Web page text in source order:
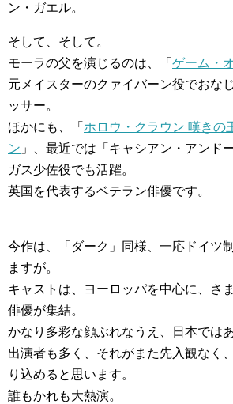
ン・ガエル。
そして、そして。
モーラの父を演じるのは、「 ゲーム・
元メイスターのクァイバーン役でおな
ッサー。
ほかにも、「 ホロウ・クラウン 嘆きの
ン 」、最近では「キャシアン・アンド
ガス少佐役でも活躍。
英国を代表するベテラン俳優です。
今作は、「ダーク」同様、一応ドイツ
ますが。
キャストは、ヨーロッパを中心に、さ
俳優が集結。
かなり多彩な顔ぶれなうえ、日本では
出演者も多く、それがまた先入観なく
り込めると思います。
誰もかれも大熱演。